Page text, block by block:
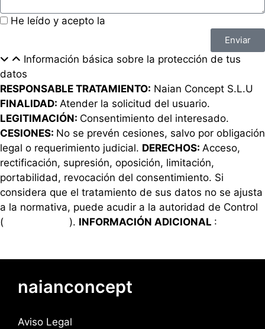
He leído y acepto la
Enviar
Información básica sobre la protección de tus
datos
RESPONSABLE TRATAMIENTO: Naian Concept S.L.U
FINALIDAD: Atender la solicitud del usuario.
LEGITIMACIÓN: Consentimiento del interesado.
CESIONES: No se prevén cesiones, salvo por obligación
legal o requerimiento judicial. DERECHOS: Acceso,
rectificación, supresión, oposición, limitación,
portabilidad, revocación del consentimiento. Si
considera que el tratamiento de sus datos no se ajusta
a la normativa, puede acudir a la autoridad de Control
(
). INFORMACIÓN ADICIONAL :
naianconcept
Aviso Legal